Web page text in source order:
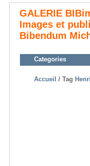
GALERIE
Images et
Bibendum
Categories
Accueil / Tag